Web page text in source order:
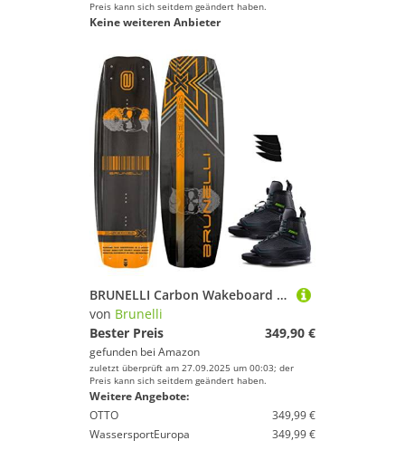
Preis kann sich seitdem geändert haben.
Keine weiteren Anbieter
BRUNELLI Carbon Wakeboard Set 138 cm mit Jobe Maze Wakeboardbindung
von Brunelli
Bester Preis
349,90 €
gefunden bei Amazon
zuletzt überprüft am 27.09.2025 um 00:03; der
Preis kann sich seitdem geändert haben.
Weitere Angebote:
OTTO
349,99 €
WassersportEuropa
349,99 €